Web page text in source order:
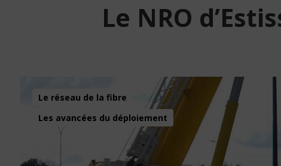
Le NRO
Le réseau de la fibre
Les avancées du déploiement